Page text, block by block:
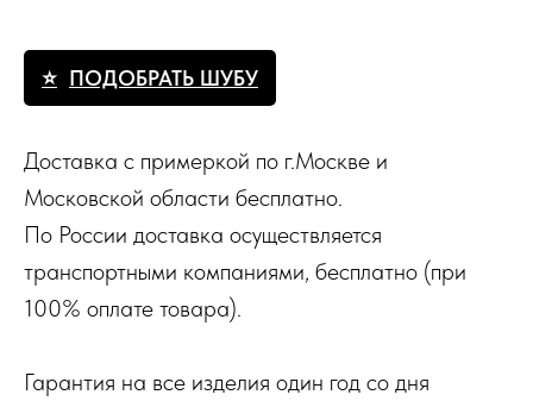
ПОДОБРАТЬ ШУБУ
Доставка с примеркой по г.Москве и
Московской области бесплатно.
По России доставка осуществляется
транспортными компаниями, бесплатно (при
100% оплате товара).
Гарантия на все изделия один год со дня